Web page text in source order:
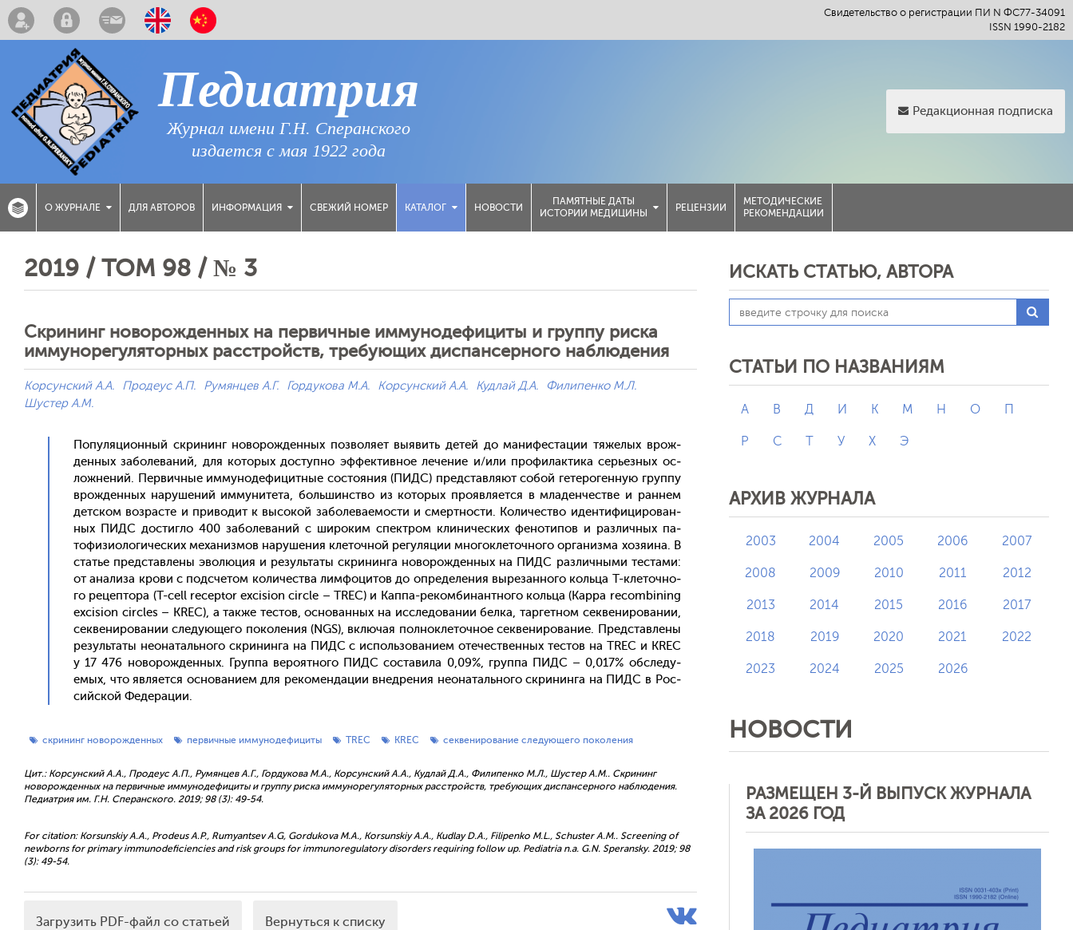
Свидетельство о регистрации ПИ N ФС77-34091
ISSN 1990-2182
Педиатрия
Журнал имени Г.Н. Сперанского
издается с мая 1922 года
Редакционная подписка
О ЖУРНАЛЕ ДЛЯ АВТОРОВ ИНФОРМАЦИЯ СВЕЖИЙ НОМЕР КАТАЛОГ НОВОСТИ
ПАМЯТНЫЕ ДАТЫ
ИСТОРИИ МЕДИЦИНЫ
РЕЦЕНЗИИ
МЕТОДИЧЕСКИЕ
РЕКОМЕНДАЦИИ
2019 / ТОМ 98 / № 3
Скрининг новорожденных на первичные иммунодефициты и группу риска
иммунорегуляторных расстройств, требующих диспансерного наблюдения
Корсунский А.А. Продеус А.П. Румянцев А.Г. Гордукова М.А. Корсунский А.А. Кудлай Д.А.
Филипенко М.Л.
Шустер А.М.
По­пуля­ци­он­ный скри­нинг но­ворож­денных поз­во­ля­ет вы­явить де­тей до ма­нифес­та­ции тя­желых врож­
денных за­боле­ваний, для ко­торых дос­тупно эф­фектив­ное ле­чение и/или про­филак­ти­ка серь­ез­ных ос­
ложне­ний. Пер­вичные им­му­ноде­фицит­ные сос­то­яния (ПИДС) пред­став­ля­ют со­бой ге­теро­ген­ную груп­пу
врож­денных на­руше­ний им­му­ните­та, боль­шинс­тво из ко­торых про­яв­ля­ет­ся в мла­ден­чес­тве и ран­нем
дет­ском воз­расте и при­водит к вы­сокой за­боле­ва­емос­ти и смер­тнос­ти. Ко­личес­тво иден­ти­фици­рован­
ных ПИДС дос­тигло 400 за­боле­ваний с ши­роким спек­тром кли­ничес­ких фе­ноти­пов и раз­личных па­
тофи­зи­оло­гичес­ких ме­ханиз­мов на­руше­ния кле­точ­ной ре­гуля­ции мно­гок­ле­точ­но­го ор­га­низ­ма хо­зя­ина. В
статье пред­став­ле­ны эво­люция и ре­зуль­та­ты скри­нин­га но­ворож­денных на ПИДС раз­личны­ми тес­та­ми:
от ана­лиза кро­ви с под­сче­том ко­личес­тва лим­фо­цитов до оп­ре­деле­ния вы­резан­но­го коль­ца Т-кле­точ­но­
го ре­цеп­то­ра (T-cell receptor excision circle – TREC) и Kaппa-ре­ком­би­нан­тно­го коль­ца (Kappa recombining
excision circles – KREC), а так­же тес­тов, ос­но­ван­ных на ис­сле­дова­нии бел­ка, тар­гетном сек­ве­ниро­вании,
сек­ве­ниро­вании сле­ду­юще­го по­коле­ния (NGS), вклю­чая пол­нокле­точ­ное сек­ве­ниро­вание. Пред­став­ле­ны
ре­зуль­та­ты не­она­таль­но­го скри­нин­га на ПИДС с ис­поль­зо­вани­ем оте­чес­твен­ных тес­тов на TREC и KREC
у 17 476 но­ворож­денных. Груп­па ве­ро­ят­но­го ПИДС сос­та­вила 0,09%, груп­па ПИДС – 0,017% об­сле­ду­
емых, что яв­ля­ет­ся ос­но­вани­ем для ре­комен­да­ции внед­ре­ния не­она­таль­но­го скри­нин­га на ПИДС в Рос­
сий­ской Фе­дера­ции.
скрининг новорожденных первичные иммунодефициты TREC KREC секвенирование следующего поколения
Цит.: Корсунский А.А., Продеус А.П., Румянцев А.Г., Гордукова М.А., Корсунский А.А., Кудлай Д.А., Филипенко М.Л., Шустер А.М.. Скрининг
новорожденных на первичные иммунодефициты и группу риска иммунорегуляторных расстройств, требующих диспансерного наблюдения.
Педиатрия им. Г.Н. Сперанского. 2019; 98 (3): 49-54.
For citation: Korsunskiy A.A., Prodeus A.P., Rumyantsev A.G, Gordukova М.А., Korsunskiy A.A., Kudlay D.A., Filipenko М.L., Schuster A.M.. Screening of
newborns for primary immunodeficiencies and risk groups for immunoregulatory disorders requiring follow up. Pediatria n.a. G.N. Speransky. 2019; 98
(3): 49-54.
Загрузить PDF-файл со статьей Вернуться к списку
ИСКАТЬ СТАТЬЮ, АВТОРА
СТАТЬИ ПО НАЗВАНИЯМ
А В Д И К М Н О П
Р С Т У Х Э
АРХИВ ЖУРНАЛА
2003 2004 2005 2006 2007
2008 2009 2010 2011 2012
2013 2014 2015 2016 2017
2018 2019 2020 2021 2022
2023 2024 2025 2026
НОВОСТИ
РАЗМЕЩЕН 3-Й ВЫПУСК ЖУРНАЛА
ЗА 2026 ГОД